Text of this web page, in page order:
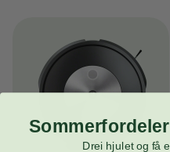
Drei hjulet og få